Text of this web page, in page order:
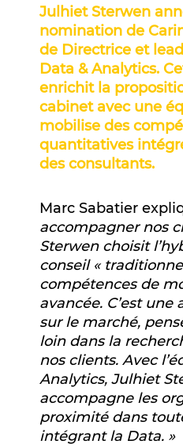
Julhiet Sterwen
nomination de
de Directrice et
Data & Analytics.
enrichit la
cabinet avec une
mobilise des
quantitatives
des consultants.
Marc Sabatier
accompagner nos
Sterwen choisit
conseil «
compétences de
avancée. C’est
sur le marché,
loin dans la
nos clients. Avec
Analytics, Julhiet
accompagne les
proximité dans
intégrant la Data. »